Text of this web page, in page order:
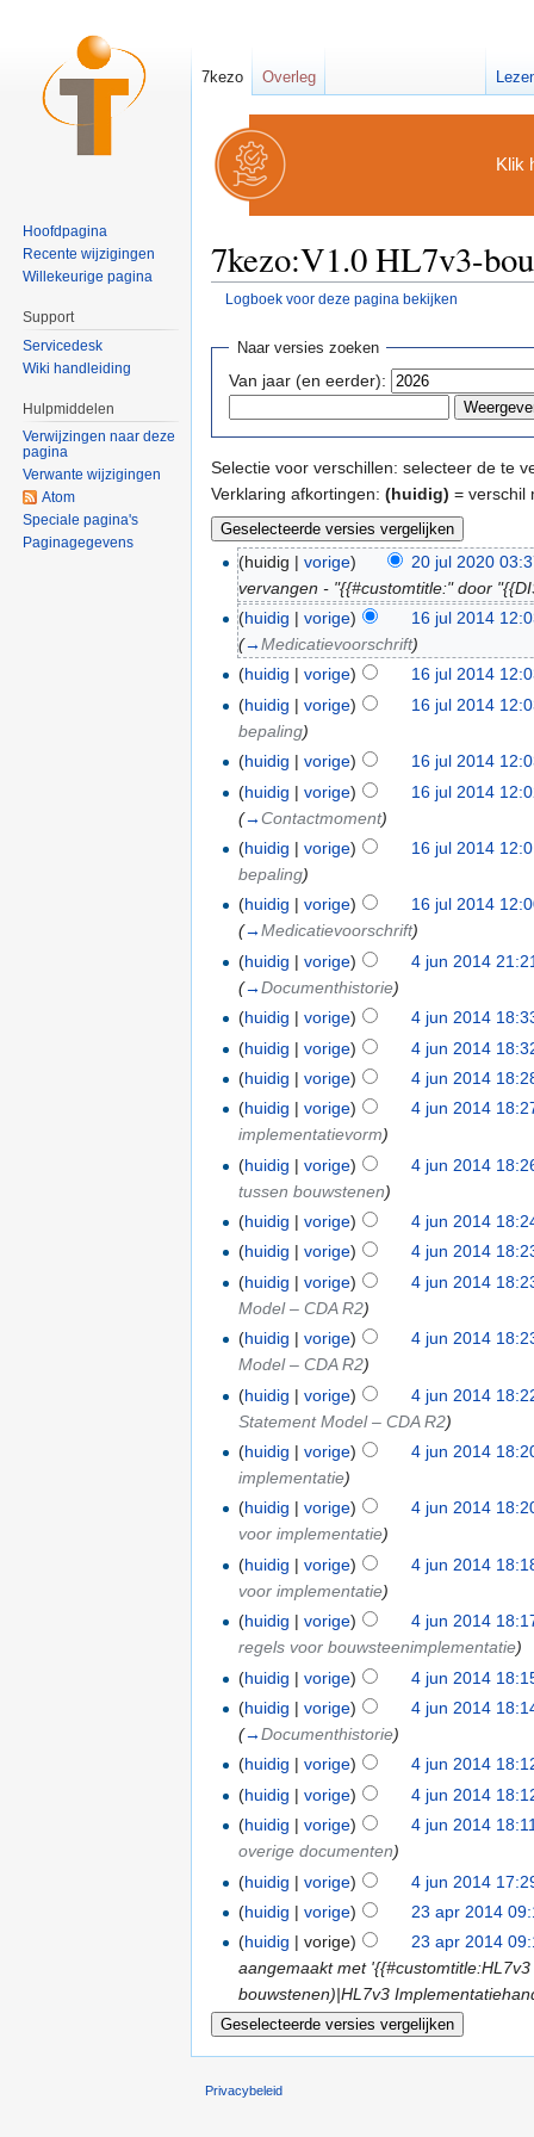
Klik
7kezo:V1.0 HL7v3-
Logboek voor deze pagina bekijken
Naar versies zoeken
Van jaar (en eerder):
Selectie voor verschillen: selecteer de te
Verklaring afkortingen: (huidig) = verschil
(huidig |vorige)
20 jul 2020
vervangen - "{{#customtitle:" door
(huidig |vorige)
16 jul 2014
(→Medicatievoorschrift)
(huidig |vorige)
16 jul 2014
(huidig |vorige)
16 jul 2014
bepaling)
(huidig |vorige)
16 jul 2014
(huidig |vorige)
16 jul 2014
(→Contactmoment)
(huidig |vorige)
16 jul 2014
bepaling)
(huidig |vorige)
16 jul 2014
(→Medicatievoorschrift)
(huidig |vorige)
4 jun 2014
(→Documenthistorie)
(huidig |vorige)
4 jun 2014
(huidig |vorige)
4 jun 2014
(huidig |vorige)
4 jun 2014
(huidig |vorige)
4 jun 2014
implementatievorm)
(huidig |vorige)
4 jun 2014
tussen bouwstenen)
(huidig |vorige)
4 jun 2014
(huidig |vorige)
4 jun 2014
(huidig |vorige)
4 jun 2014
Model – CDA R2)
(huidig |vorige)
4 jun 2014
Model – CDA R2)
(huidig |vorige)
4 jun 2014
Statement Model – CDA R2)
(huidig |vorige)
4 jun 2014
implementatie)
(huidig |vorige)
4 jun 2014
voor implementatie)
(huidig |vorige)
4 jun 2014
voor implementatie)
(huidig |vorige)
4 jun 2014
regels voor bouwsteenimplementatie)
(huidig |vorige)
4 jun 2014
(huidig |vorige)
4 jun 2014
(→Documenthistorie)
(huidig |vorige)
4 jun 2014
(huidig |vorige)
4 jun 2014
(huidig |vorige)
4 jun 2014
overige documenten)
(huidig |vorige)
4 jun 2014
(huidig |vorige)
23 apr 2014
(huidig | vorige)
23 apr 2014
aangemaakt met
bouwstenen)|HL7v3
7kezo Overleg
Hoofdpagina
Recente wijzigingen
Willekeurige pagina
Support
Servicedesk
Wiki handleiding
Hulpmiddelen
Verwijzingen naar deze
pagina
Verwante wijzigingen
Atom
Speciale pagina's
Paginagegevens
Privacybeleid